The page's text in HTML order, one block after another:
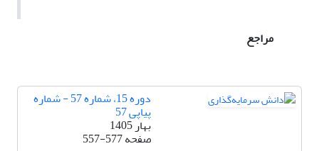
مراجع
دوره 15، شماره 57 - شماره
پیاپی 57
بهار 1405
صفحه557-577